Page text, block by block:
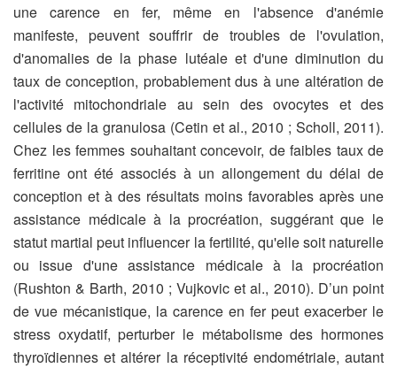
une carence en fer, même en l'absence d'anémie
manifeste, peuvent souffrir de troubles de l'ovulation,
d'anomalies de la phase lutéale et d'une diminution du
taux de conception, probablement dus à une altération de
l'activité mitochondriale au sein des ovocytes et des
cellules de la granulosa (Cetin et al., 2010 ; Scholl, 2011).
Chez les femmes souhaitant concevoir, de faibles taux de
ferritine ont été associés à un allongement du délai de
conception et à des résultats moins favorables après une
assistance médicale à la procréation, suggérant que le
statut martial peut influencer la fertilité, qu'elle soit naturelle
ou issue d'une assistance médicale à la procréation
(Rushton & Barth, 2010 ; Vujkovic et al., 2010). D’un point
de vue mécanistique, la carence en fer peut exacerber le
stress oxydatif, perturber le métabolisme des hormones
thyroïdiennes et altérer la réceptivité endométriale, autant